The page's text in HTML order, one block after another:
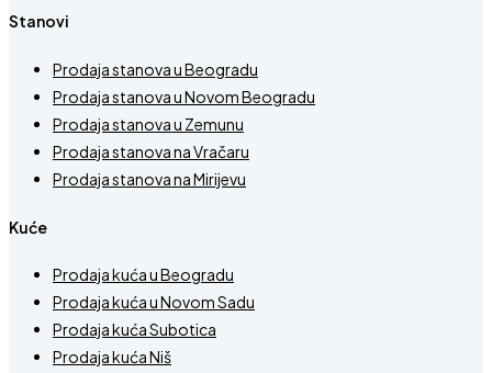
Stanovi
Prodaja stanova u Beogradu
Prodaja stanova u Novom Beogradu
Prodaja stanova u Zemunu
Prodaja stanova na Vračaru
Prodaja stanova na Mirijevu
Kuće
Prodaja kuća u Beogradu
Prodaja kuća u Novom Sadu
Prodaja kuća Subotica
Prodaja kuća Niš